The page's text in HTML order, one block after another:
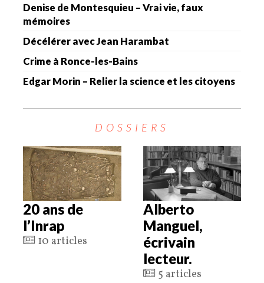
Denise de Montesquieu – Vrai vie, faux
mémoires
Décélérer avec Jean Harambat
Crime à Ronce-les-Bains
Edgar Morin – Relier la science et les citoyens
DOSSIERS
20 ans de
l’Inrap
10 articles
Alberto
Manguel,
écrivain
lecteur.
5 articles